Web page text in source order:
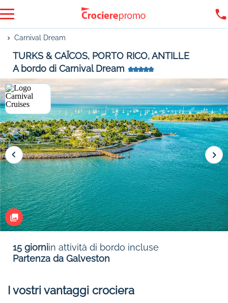
Carnival Dream
15 giorniin attività di bordo incluse
Partenza da Galveston
TURKS & CAÏCOS, PORTO RICO, ANTILLE
A bordo di Carnival Dream
I vostri vantaggi crociera